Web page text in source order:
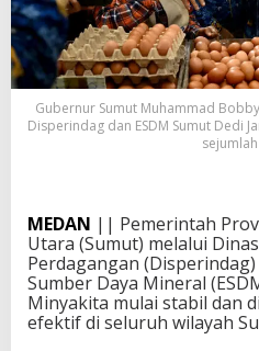
Gubernur Sumut Muhammad
Disperindag dan ESDM Sumut Dedi
MEDAN || Pemerintah
Utara (Sumut) melalui
Perdagangan
Sumber Daya Mineral
Minyakita mulai stabil dan
efektif di seluruh wilayah